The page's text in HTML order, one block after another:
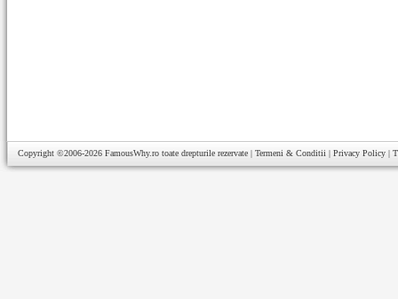
Copyright ©2006-2026 FamousWhy.ro toate drepturile rezervate | Termeni & Conditii | Privacy Policy |